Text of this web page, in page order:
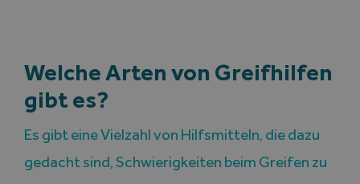
Welche Arten von Greifhilfen
gibt es?
Es gibt eine Vielzahl von Hilfsmitteln, die dazu
gedacht sind, Schwierigkeiten beim Greifen zu